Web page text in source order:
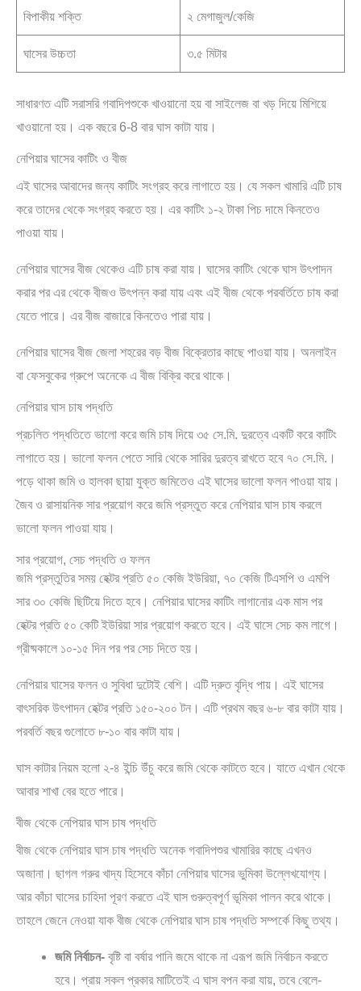
বিপাকীয় শক্তি ২ মেগাজুল/কেজি
ঘাসের উচ্চতা ৩.৫ মিটার
সাধারণত এটি সরাসরি গবাদিপশুকে খাওয়ানো হয় বা সাইলেজ বা খড় দিয়ে মিশিয়ে
খাওয়ানো হয়। এক বছরে 6-8 বার ঘাস কাটা যায়।
নেপিয়ার ঘাসের কাটিং ও বীজ
এই ঘাসের আবাদের জন্য কাটিং সংগ্রহ করে লাগাতে হয়। যে সকল খামারি এটি চাষ
করে তাদের থেকে সংগ্রহ করতে হয়। এর কাটিং ১-২ টাকা পিচ দামে কিনতেও
পাওয়া যায়।
নেপিয়ার ঘাসের বীজ থেকেও এটি চাষ করা যায়। ঘাসের কাটিং থেকে ঘাস উৎপাদন
করার পর এর থেকে বীজও উৎপন্ন করা যায় এবং এই বীজ থেকে পরবর্তিতে চাষ করা
যেতে পারে। এর বীজ বাজারে কিনতেও পারা যায়।
নেপিয়ার ঘাসের বীজ জেলা শহরের বড় বীজ বিক্রেতার কাছে পাওয়া যায়। অনলাইন
বা ফেসবুকের গ্রুপে অনেকে এ বীজ বিক্রি করে থাকে।
নেপিয়ার ঘাস চাষ পদ্ধতি
প্রচলিত পদ্ধতিতে ভালো করে জমি চাষ দিয়ে ৩৫ সে.মি. দুরত্বে একটি করে কাটিং
লাগাতে হয়। ভালো ফলন পেতে সারি থেকে সারির দুরত্ব রাখতে হবে ৭০ সে.মি.।
পড়ে থাকা জমি ও হালকা ছায়া যুক্ত জমিতেও এই ঘাসের ভালো ফলন পাওয়া যায়।
জৈব ও রাসায়নিক সার প্রয়োগ করে জমি প্রস্তুত করে নেপিয়ার ঘাস চাষ করলে
ভালো ফলন পাওয়া যায়।
সার প্রয়োগ, সেচ পদ্ধতি ও ফলন
জমি প্রস্তুতির সময় হেক্টর প্রতি ৫০ কেজি ইউরিয়া, ৭০ কেজি টিএসপি ও এমপি
সার ৩০ কেজি ছিটিয়ে দিতে হবে। নেপিয়ার ঘাসের কাটিং লাগানোর এক মাস পর
হেক্টর প্রতি ৫০ কেটি ইউরিয়া সার প্রয়োগ করতে হবে। এই ঘাসে সেচ কম লাগে।
গ্রীষ্মকালে ১০-১৫ দিন পর পর সেচ দিতে হয়।
নেপিয়ার ঘাসের ফলন ও সুবিধা দুটোই বেশি। এটি দ্রুত বৃদ্ধি পায়। এই ঘাসের
বাৎসরিক উৎপাদন হেক্টর প্রতি ১৫০-২০০ টন। এটি প্রথম বছর ৬-৮ বার কাটা যায়।
পরবর্তি বছর গুলোতে ৮-১০ বার কাটা যায়।
ঘাস কাটার নিয়ম হলো ২-৪ ইন্চি উঁচু করে জমি থেকে কাটতে হবে। যাতে এখান থেকে
আবার শাখা বের হতে পারে।
বীজ থেকে নেপিয়ার ঘাস চাষ পদ্ধতি
বীজ থেকে নেপিয়ার ঘাস চাষ পদ্ধতি অনেক গবাদিপশুর খামারির কাছে এখনও
অজানা। ছাগল গরুর খাদ্য হিসেবে কাঁচা নেপিয়ার ঘাসের ভুমিকা উল্লেখযোগ্য।
আর কাঁচা ঘাসের চাহিদা পূরণ করতে এই ঘাস গুরুত্বপূর্ণ ভূমিকা পালন করে থাকে।
তাহলে জেনে নেওয়া যাক বীজ থেকে নেপিয়ার ঘাস চাষ পদ্ধতি সম্পর্কে কিছু তথ্য।
জমি নির্বাচন- বৃষ্টি বা বর্ষার পানি জমে থাকে না এরূপ জমি নির্বাচন করতে
হবে। প্রায় সকল প্রকার মাটিতেই এ ঘাস বপন করা যায়, তবে বেলে-